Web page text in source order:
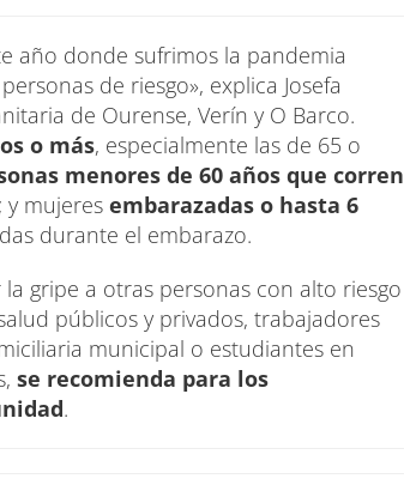
año donde sufrimos la pandemia
de riesgo», explica Josefa
de Ourense, Verín y O Barco.
o más, especialmente las de 65 o
menores de 60 años que corren
; y mujeres embarazadas o hasta 6
durante el embarazo.
gripe a otras personas con alto riesgo
públicos y privados, trabajadores
municipal o estudiantes en
se recomienda para los
.